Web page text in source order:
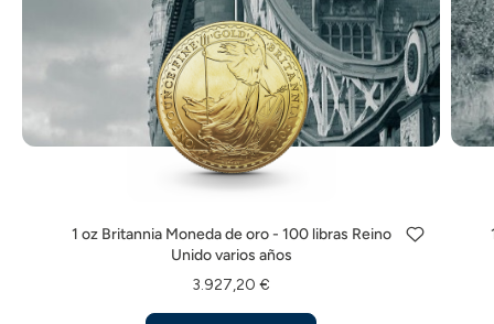
1 oz Britannia Moneda de oro - 100 libras Reino
Unido varios años
3.927,20 €